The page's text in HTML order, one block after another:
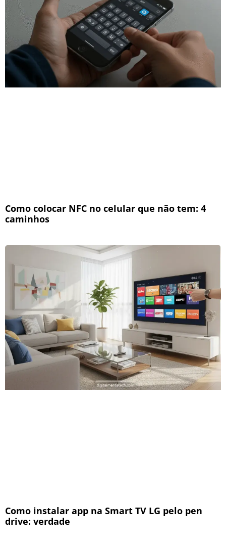
Como colocar NFC no celular que não tem: 4
caminhos
Como instalar app na Smart TV LG pelo pen
drive: verdade